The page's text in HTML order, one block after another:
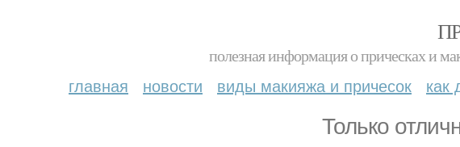
полезная информация о прическах и
главная новости виды макияжа и причесок как
Только